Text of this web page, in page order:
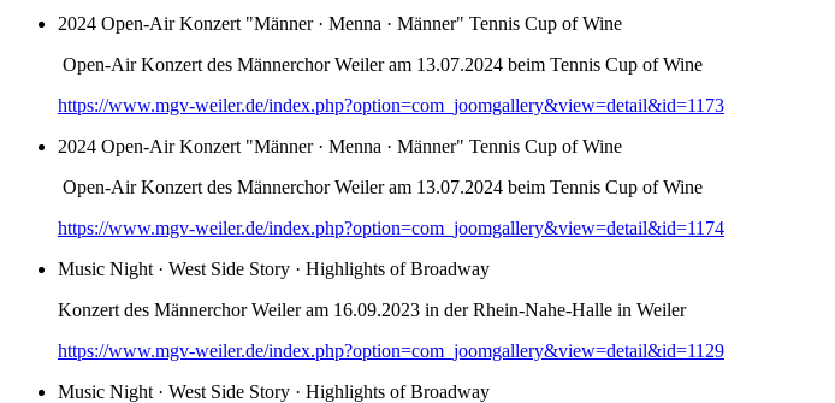
2024 Open-Air Konzert "Männer · Menna · Männer" Tennis Cup of Wine
Open-Air Konzert des Männerchor Weiler am 13.07.2024 beim Tennis Cup of Wine
https://www.mgv-weiler.de/index.php?option=com_joomgallery&view=detail&id=1173
2024 Open-Air Konzert "Männer · Menna · Männer" Tennis Cup of Wine
Open-Air Konzert des Männerchor Weiler am 13.07.2024 beim Tennis Cup of Wine
https://www.mgv-weiler.de/index.php?option=com_joomgallery&view=detail&id=1174
Music Night · West Side Story · Highlights of Broadway
Konzert des Männerchor Weiler am 16.09.2023 in der Rhein-Nahe-Halle in Weiler
https://www.mgv-weiler.de/index.php?option=com_joomgallery&view=detail&id=1129
Music Night · West Side Story · Highlights of Broadway